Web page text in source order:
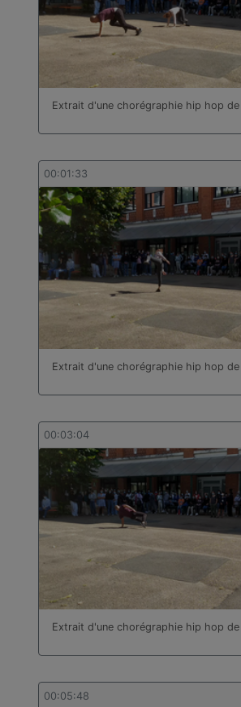
Extrait d'une chorégraphie hip hop
00:01:33
Extrait d'une chorégraphie hip hop
00:03:04
Extrait d'une chorégraphie hip hop
00:05:48